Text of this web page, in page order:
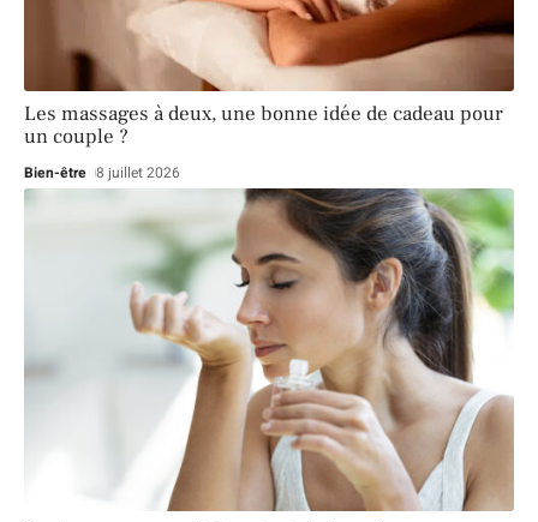
Les massages à deux, une bonne idée de cadeau pour
un couple ?
Bien-être 8 juillet 2026